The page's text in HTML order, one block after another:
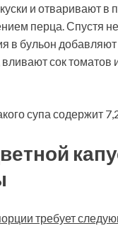
и отваривают в
перца. Спустя
в бульон
сок томатов
супа содержит
требует